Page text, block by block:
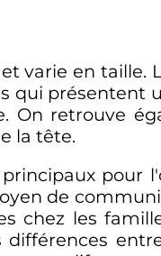
varie en taille.
qui présentent
On retrouve
la tête.
pour
de
chez les